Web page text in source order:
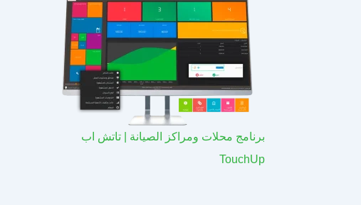
برنامج محلات ومراكز الصيانة | تاتش اب
TouchUp